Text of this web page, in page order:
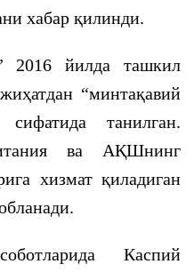
хабар қилинди.
2016 йилда ташкил
“минтақавий
сифатида танилган.
ва АҚШнинг
хизмат қиладиган
Каспий